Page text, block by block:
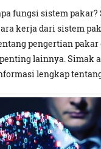
fungsi sistem pakar?
kerja dari sistem
pengertian
lainnya. Simak
lengkap